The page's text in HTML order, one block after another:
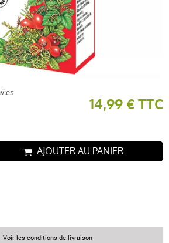
14,99 € TTC
AJOUTER AU PANIER
Voir les conditions de livraison